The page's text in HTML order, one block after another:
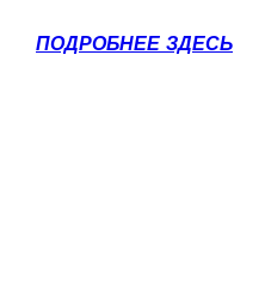
ПОДРОБНЕЕ ЗДЕСЬ